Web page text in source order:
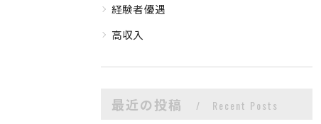
経験者優遇
高収入
最近の投稿 Recent Posts